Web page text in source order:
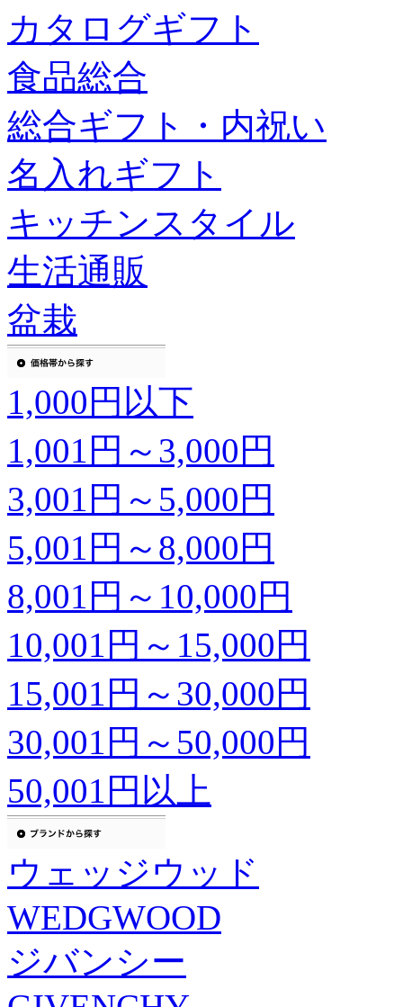
カタログギフト
食品総合
総合ギフト・内祝い
名入れギフト
キッチンスタイル
生活通販
盆栽
1,000円以下
1,001円～3,000円
3,001円～5,000円
5,001円～8,000円
8,001円～10,000円
10,001円～15,000円
15,001円～30,000円
30,001円～50,000円
50,001円以上
ウェッジウッド
WEDGWOOD
ジバンシー